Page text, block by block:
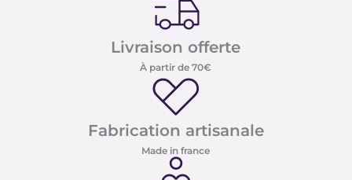
Livraison offerte
À partir de 70€
Fabrication artisanale
Made in france